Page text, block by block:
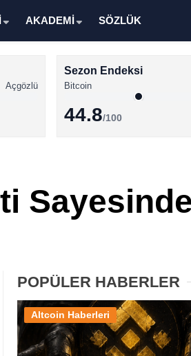
XRP
AKADEMİ SÖZLÜK
Açgözlü
Sezon Endeksi
Bitcoin
44.8/100
Sayesinde
POPÜLER HABERLER
Altcoin Haberleri